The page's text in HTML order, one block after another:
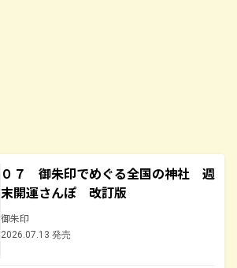
０７ 御朱印でめぐる全国の神社 週
末開運さんぽ 改訂版
御朱印
2026.07.13 発売